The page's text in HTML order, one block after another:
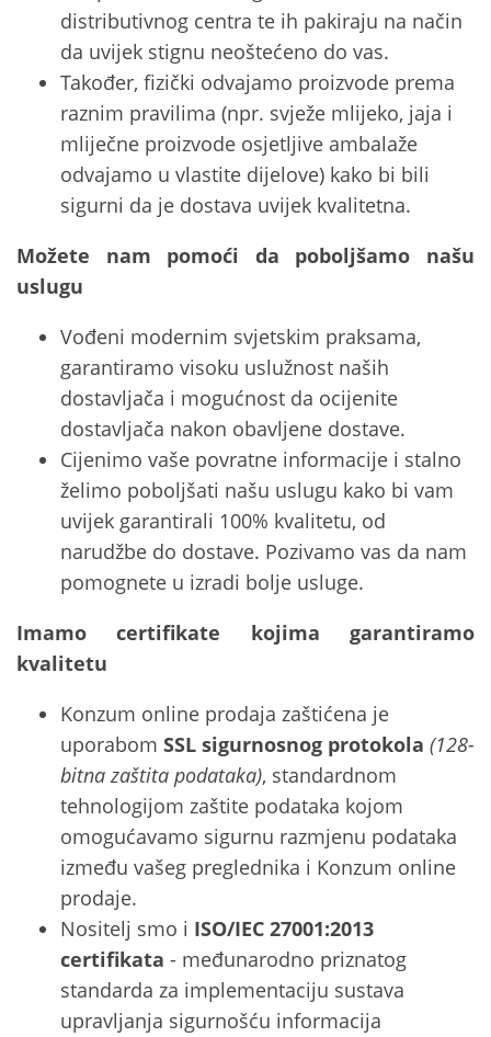
distributivnog centra te ih pakiraju na način
da uvijek stignu neoštećeno do vas.
Također, fizički odvajamo proizvode prema
raznim pravilima (npr. svježe mlijeko, jaja i
mliječne proizvode osjetljive ambalaže
odvajamo u vlastite dijelove) kako bi bili
sigurni da je dostava uvijek kvalitetna.
Možete nam pomoći da poboljšamo našu
uslugu
Vođeni modernim svjetskim praksama,
garantiramo visoku uslužnost naših
dostavljača i mogućnost da ocijenite
dostavljača nakon obavljene dostave.
Cijenimo vaše povratne informacije i stalno
želimo poboljšati našu uslugu kako bi vam
uvijek garantirali 100% kvalitetu, od
narudžbe do dostave. Pozivamo vas da nam
pomognete u izradi bolje usluge.
Imamo certifikate kojima garantiramo
kvalitetu
Konzum online prodaja zaštićena je
uporabom SSL sigurnosnog protokola (128-
bitna zaštita podataka), standardnom
tehnologijom zaštite podataka kojom
omogućavamo sigurnu razmjenu podataka
između vašeg preglednika i Konzum online
prodaje.
Nositelj smo i ISO/IEC 27001:2013
certifikata - međunarodno priznatog
standarda za implementaciju sustava
upravljanja sigurnošću informacija